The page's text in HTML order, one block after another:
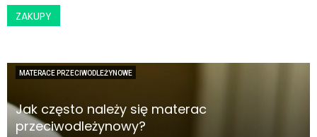
ZAKUPY
MATERACE PRZECIWODLEŻYNOWE
Jak często należy się materac
przeciwodleżynowy?